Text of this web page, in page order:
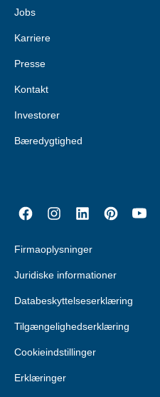
Jobs
Karriere
Presse
Kontakt
Investorer
Bæredygtighed
Firmaoplysninger
Juridiske informationer
Databeskyttelseserklæring
Tilgængelighedserklæring
Cookieindstillinger
Erklæringer